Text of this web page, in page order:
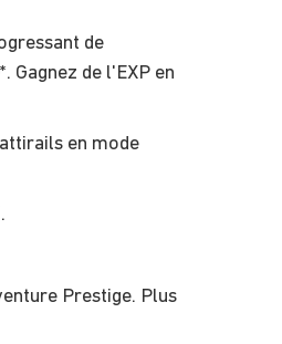
de
*. Gagnez de l'EXP en
en mode
Prestige. Plus